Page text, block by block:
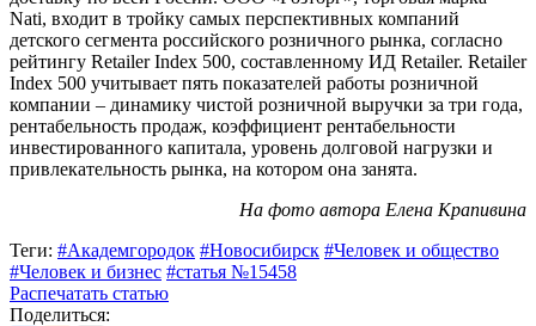
Nati, входит в тройку самых перспективных компаний
детского сегмента российского розничного рынка, согласно
рейтингу Retailer Index 500, составленному ИД Retailer. Retailer
Index 500 учитывает пять показателей работы розничной
компании – динамику чистой розничной выручки за три года,
рентабельность продаж, коэффициент рентабельности
инвестированного капитала, уровень долговой нагрузки и
привлекательность рынка, на котором она занята.
На фото автора Елена Крапивина
Теги: #Академгородок #Новосибирск #Человек и общество
#Человек и бизнес #статья №15458
Распечатать статью
Поделиться: